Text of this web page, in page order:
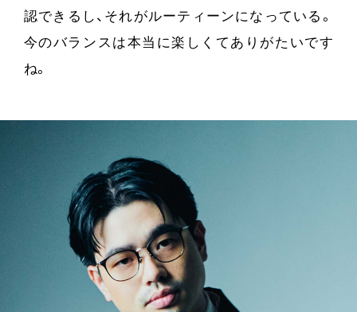
認できるし、それがルーティーンになっている。
今のバランスは本当に楽しくてありがたいです
ね。